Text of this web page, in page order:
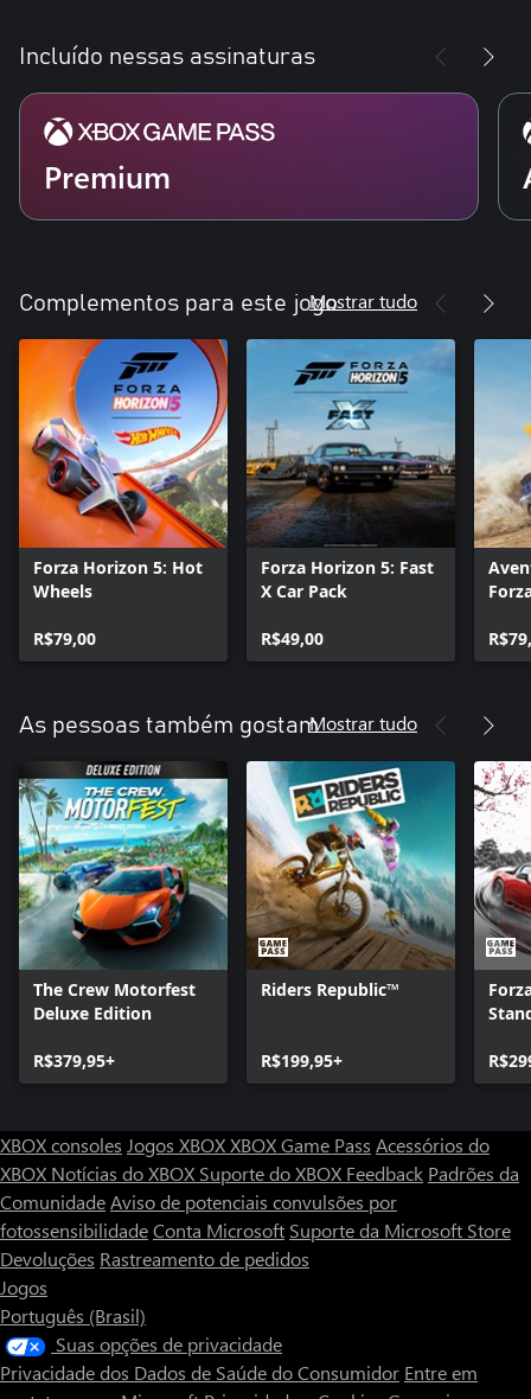
Incluído nessas assinaturas
Premium
Complementos para este jogoMostrar tudo
Forza Horizon 5: Hot
Wheels
R$79,00
Forza Horizon 5: Fast
X Car Pack
R$49,00
As pessoas também gostamMostrar tudo
The Crew Motorfest
Deluxe Edition
R$379,95+
Riders Republic™
R$199,95+
XBOX consoles Jogos XBOXXBOX Game Pass Acessórios do
XBOX Notícias do XBOX Suporte do XBOX Feedback Padrões da
ComunidadeAviso de potenciais convulsões por
fotossensibilidadeConta Microsoft Suporte da Microsoft Store
Devoluções Rastreamento de pedidos
Jogos
Português (Brasil)
Suas opções de privacidade
Privacidade dos Dados de Saúde do Consumidor Entre em